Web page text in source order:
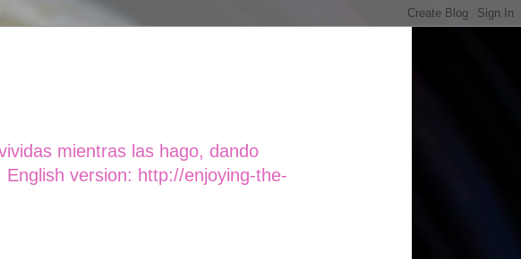
mientras las hago, dando
version: http://enjoying-the-